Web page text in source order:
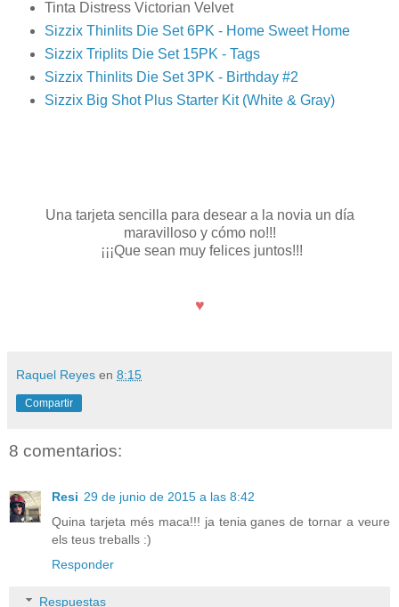
Tinta Distress Victorian Velvet
Sizzix Thinlits Die Set 6PK - Home Sweet Home
Sizzix Triplits Die Set 15PK - Tags
Sizzix Thinlits Die Set 3PK - Birthday #2
Sizzix Big Shot Plus Starter Kit (White & Gray)
Una tarjeta sencilla para desear a la novia un día
maravilloso y cómo no!!!
¡¡¡Que sean muy felices juntos!!!
♥
Raquel Reyes en 8:15
Compartir
8 comentarios:
Resi 29 de junio de 2015 a las 8:42
Quina tarjeta més maca!!! ja tenia ganes de tornar a veure
els teus treballs :)
Responder
Respuestas